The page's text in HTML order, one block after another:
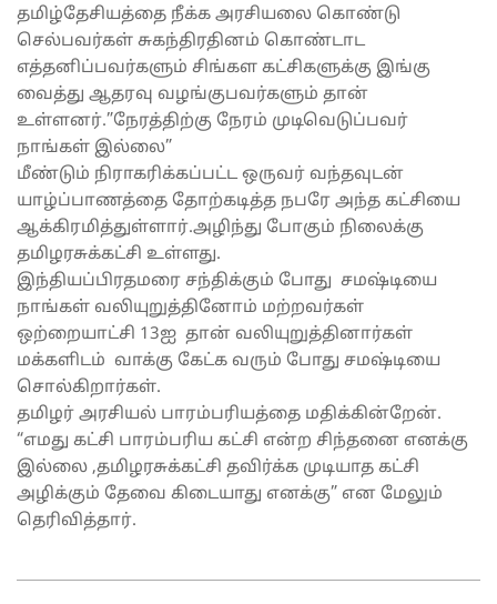
தமிழ்தேசியத்தை நீக்க அரசியலை கொண்டு
செல்பவர்கள் சுகந்திரதினம் கொண்டாட
எத்தனிப்பவர்களும் சிங்கள கட்சிகளுக்கு இங்கு
வைத்து ஆதரவு வழங்குபவர்களும் தான்
உள்ளனர்.”நேரத்திற்கு நேரம் முடிவெடுப்பவர்
நாங்கள் இல்லை”
மீண்டும் நிராகரிக்கப்பட்ட ஒருவர் வந்தவுடன்
யாழ்ப்பாணத்தை தோற்கடித்த நபரே அந்த கட்சியை
ஆக்கிரமித்துள்ளார்.அழிந்து போகும் நிலைக்கு
தமிழரசுக்கட்சி உள்ளது.
இந்தியப்பிரதமரை சந்திக்கும் போது சமஷ்டியை
நாங்கள் வலியுறுத்தினோம் மற்றவர்கள்
ஒற்றையாட்சி 13ஐ தான் வலியுறுத்தினார்கள்
மக்களிடம் வாக்கு கேட்க வரும் போது சமஷ்டியை
சொல்கிறார்கள்.
தமிழர் அரசியல் பாரம்பரியத்தை மதிக்கின்றேன்.
“எமது கட்சி பாரம்பரிய கட்சி என்ற சிந்தனை எனக்கு
இல்லை ,தமிழரசுக்கட்சி தவிர்க்க முடியாத கட்சி
அழிக்கும் தேவை கிடையாது எனக்கு” என மேலும்
தெரிவித்தார்.